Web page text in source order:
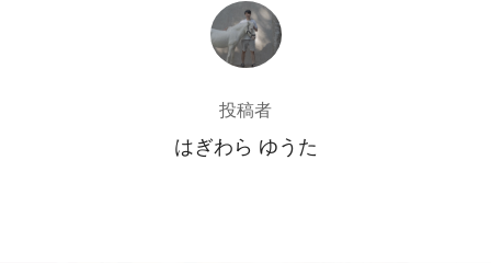
投稿者
投稿者
はぎわら ゆうた